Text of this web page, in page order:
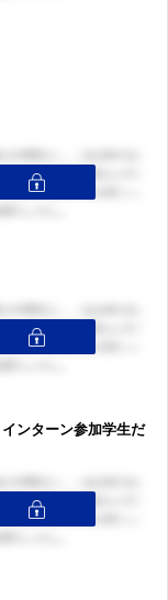
ンターン参加学生だ